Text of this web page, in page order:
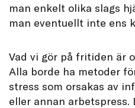
man enkelt olika slags
man eventuellt inte ens
Vad vi gör på fritiden är
Alla borde ha metoder
stress som orsakas av
eller annan